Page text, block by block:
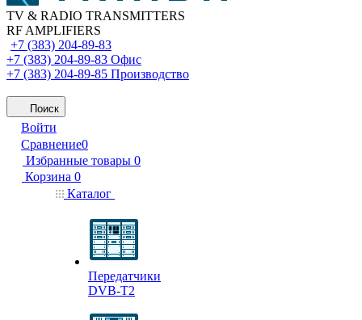
TV & RADIO TRANSMITTERS
RF AMPLIFIERS
+7 (383) 204-89-83
+7 (383) 204-89-83 Офис
+7 (383) 204-89-85 Производство
Поиск
Войти
Сравнение0
Избранные товары 0
Корзина 0
Каталог
Передатчики
DVB-T2